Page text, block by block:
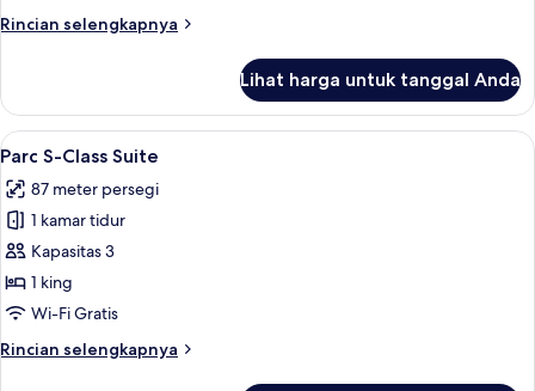
Rincian selengkapnya
Rincian
Parc
Pool
View
Lihat harga untuk tanggal Anda
Lihat
semua
foto
untuk
Parc
S-
Class
Parc S-Class Suite | Minibar,
22
Parc S-Class Suite
87 meter persegi
1 kamar tidur
Kapasitas 3
1 king
Wi-Fi Gratis
Rincian selengkapnya
Rincian